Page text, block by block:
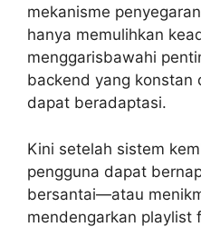
mekanisme
hanya memulihkan
menggarisbawahi
backend yang konstan
dapat beradaptasi.
Kini setelah sistem
pengguna dapat
bersantai—atau
mendengarkan playlist